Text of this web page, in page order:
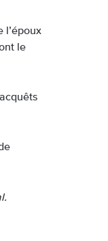
l’époux
le